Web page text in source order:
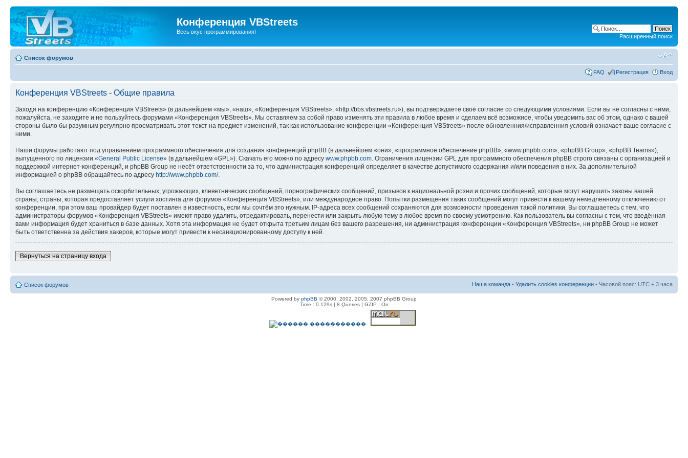
Конференция VBStreets
Весь вкус программирования!
Расширенный поиск
Список форумов
FAQ Регистрация Вход
Конференция VBStreets - Общие правила
Заходя на конференцию «Конференция VBStreets» (в дальнейшем «мы», «наш», «Конференция VBStreets», «http://bbs.vbstreets.ru»), вы подтверждаете своё согласие со следующими условиями. Если вы не согласны с ними,
пожалуйста, не заходите и не пользуйтесь форумами «Конференция VBStreets». Мы оставляем за собой право изменять эти правила в любое время и сделаем всё возможное, чтобы уведомить вас об этом, однако с вашей
стороны было бы разумным регулярно просматривать этот текст на предмет изменений, так как использование конференции «Конференция VBStreets» после обновленния/исправленния условий означает ваше согласие с
ними.
Наши форумы работают под управлением программного обеспечения для создания конференций phpBB (в дальнейшем «они», «программное обеспечение phpBB», «www.phpbb.com», «phpBB Group», «phpBB Teams»),
выпущенного по лицензии «General Public License» (в дальнейшем «GPL»). Скачать его можно по адресу www.phpbb.com . Ограничения лицензии GPL для программного обеспечения phpBB строго связаны с организацией и
поддержкой интернет-конференций, и phpBB Group не несёт ответственности за то, что администрация конференций определяет в качестве допустимого содержания и/или поведения в них. За дополнительной
информацией о phpBB обращайтесь по адресу http://www.phpbb.com/.
Вы соглашаетесь не размещать оскорбительных, угрожающих, клеветнических сообщений, порнографических сообщений, призывов к национальной розни и прочих сообщений, которые могут нарушить законы вашей
страны, страны, которая предоставляет услуги хостинга для форумов «Конференция VBStreets», или международное право. Попытки размещения таких сообщений могут привести к вашему немедленному отключению от
конференции, при этом ваш провайдер будет поставлен в известность, если мы сочтём это нужным. IP-адреса всех сообщений сохраняются для возможности проведения такой политики. Вы соглашаетесь с тем, что
администраторы форумов «Конференция VBStreets» имеют право удалить, отредактировать, перенести или закрыть любую тему в любое время по своему усмотрению. Как пользователь вы согласны с тем, что введённая
вами информация будет храниться в базе данных. Хотя эта информация не будет открыта третьим лицам без вашего разрешения, ни администрация конференции «Конференция VBStreets», ни phpBB Group не может
быть ответственна за действия хакеров, которые могут привести к несанкционированному доступу к ней.
Вернуться на страницу входа
Список форумов Наша команда • Удалить cookies конференции • Часовой пояс: UTC + 3 часа
Powered by phpBB © 2000, 2002, 2005, 2007 phpBB Group
Time : 0.129s | 8 Queries | GZIP : On